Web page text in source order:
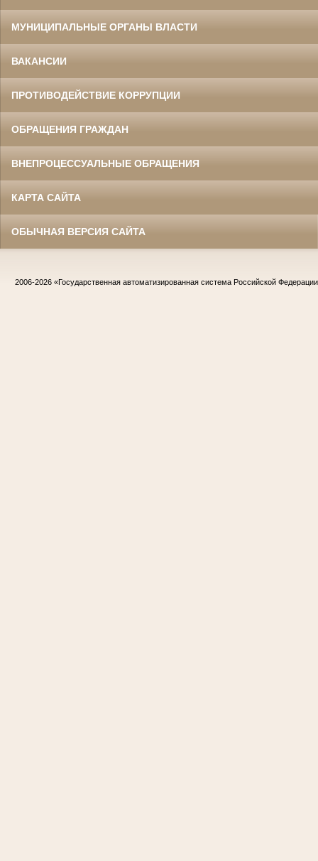
МУНИЦИПАЛЬНЫЕ ОРГАНЫ ВЛАСТИ
ВАКАНСИИ
ПРОТИВОДЕЙСТВИЕ КОРРУПЦИИ
ОБРАЩЕНИЯ ГРАЖДАН
ВНЕПРОЦЕССУАЛЬНЫЕ ОБРАЩЕНИЯ
КАРТА САЙТА
ОБЫЧНАЯ ВЕРСИЯ САЙТА
2006-2026 «Государственная автоматизированная система Российской